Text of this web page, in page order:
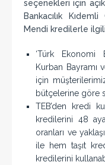
seçenekleri için
Bankacılık
Mendi kredilerle ilgili
‘Türk Ekonomi
Kurban Bayramı
için
bütçelerine göre
TEB’den kredi
kredilerini 48
oranları ve
ile hem taşıt
kredilerini